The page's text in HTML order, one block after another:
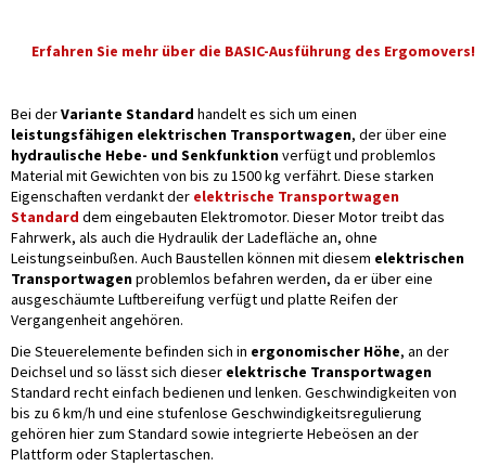
Erfahren Sie mehr über die BASIC-Ausführung des Ergomovers!
Bei derVariante Standard handelt es sich um einen
leistungsfähigen elektrischen Transportwagen, der über eine
hydraulische Hebe- und Senkfunktionverfügt und problemlos
Material mit Gewichten von bis zu 1500 kg verfährt. Diese starken
Eigenschaften verdankt der elektrische Transportwagen
Standard dem eingebauten Elektromotor. Dieser Motor treibt das
Fahrwerk, als auch die Hydraulik der Ladefläche an, ohne
Leistungseinbußen. Auch Baustellen können mit diesem elektrischen
Transportwagenproblemlos befahren werden, da er über eine
ausgeschäumte Luftbereifung verfügt und platte Reifen der
Vergangenheit angehören.
Die Steuerelemente befinden sich in ergonomischer Höhe, an der
Deichsel und so lässt sich dieser elektrische Transportwagen
Standard recht einfach bedienen und lenken. Geschwindigkeiten von
bis zu 6 km/h und eine stufenlose Geschwindigkeitsregulierung
gehören hier zum Standard sowie integrierte Hebeösen an der
Plattform oder Staplertaschen.